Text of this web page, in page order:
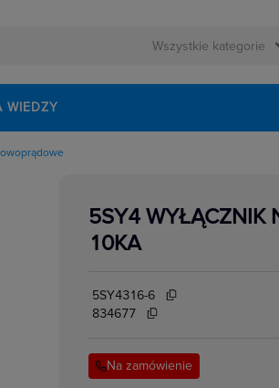
WIEDZY
5SY4 WYŁĄCZNIK
10KA
5SY4316-6
834677
Na zamówienie